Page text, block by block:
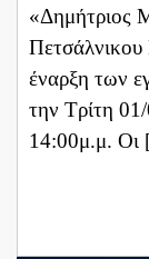
«Δημήτριος
έναρξη των
την Τρίτη
14:00μ.μ.